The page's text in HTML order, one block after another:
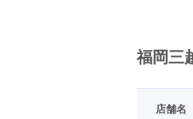
福岡三
店舗名